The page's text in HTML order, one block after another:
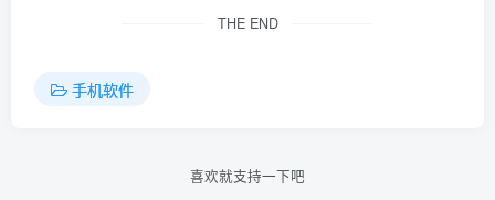
THE END
手机软件
喜欢就支持一下吧